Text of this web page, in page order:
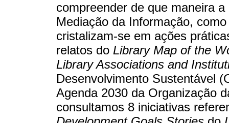
compreender de que maneira
Mediação da Informação,
cristalizam-se em ações
relatos do Library Map of the
Library Associations and
Desenvolvimento Sustentável
Agenda 2030 da Organização
consultamos 8 iniciativas